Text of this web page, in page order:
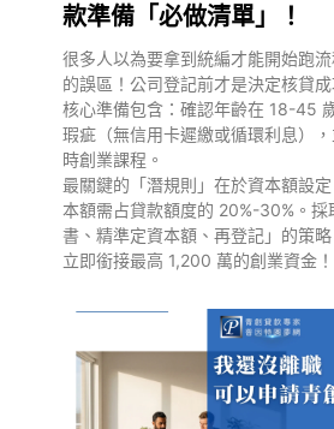
款準備「必做清單」！
很多人以為要拿到統編才能開始跑
的誤區！公司登記前才是決定核貸成
核心準備包含：確認年齡在 18-45
瑕疵（無信用卡遲繳或循環利息）
時創業課程。
最關鍵的「潛規則」在於資本額設
本額需占貸款額度的 20%-30%。採
書、精準定資本額、再登記」的策
立即銜接最高 1,200 萬的創業資金！